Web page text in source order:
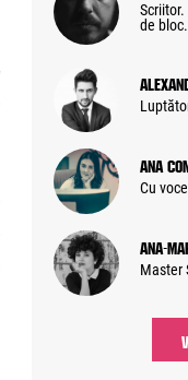
de bloc.
Ana
Cu
Ana-
Master